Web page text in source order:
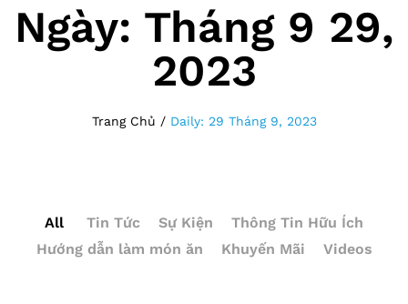
Ngày: Tháng 9 29,
2023
Trang Chủ / Daily: 29 Tháng 9, 2023
All Tin Tức Sự Kiện
Thông Tin Hữu Ích
Hướng dẫn làm món ăn
Khuyến Mãi Videos